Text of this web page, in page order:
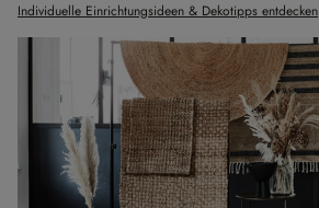
Individuelle Einrichtungsideen & Dekotipps entdecken